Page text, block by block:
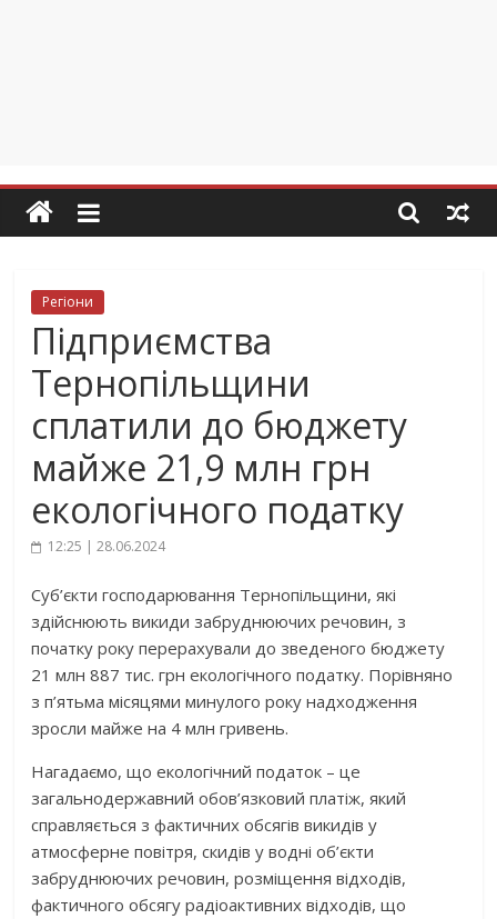
Регіони
Підприємства
Тернопільщини
сплатили до бюджету
майже 21,9 млн грн
екологічного податку
12:25 | 28.06.2024
Суб’єкти господарювання Тернопільщини, які
здійснюють викиди забруднюючих речовин, з
початку року перерахували до зведеного бюджету
21 млн 887 тис. грн екологічного податку. Порівняно
з п’ятьма місяцями минулого року надходження
зросли майже на 4 млн гривень.
Нагадаємо, що екологічний податок – це
загальнодержавний обов’язковий платіж, який
справляється з фактичних обсягів викидів у
атмосферне повітря, скидів у водні об’єкти
забруднюючих речовин, розміщення відходів,
фактичного обсягу радіоактивних відходів, що